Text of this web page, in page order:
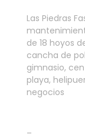
Las Piedras
de 18 hoyos
cancha de
gimnasio,
playa,
negocios